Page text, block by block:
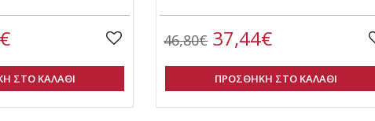
ΣΤΟ ΚΑΛΑΘΙ
46,80€37,44€
ΠΡΟΣΘΗΚΗ ΣΤΟ ΚΑΛΑΘΙ